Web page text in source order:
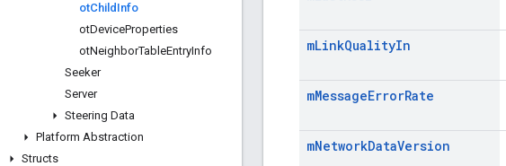
otChild Info
otDeviceProperties
otNeighborTableEntryInfo
Seeker
Server
Steering Data
Platform Abstraction
Structs
mLinkQualityIn
mMessageErrorRate
mNetworkDataVersion